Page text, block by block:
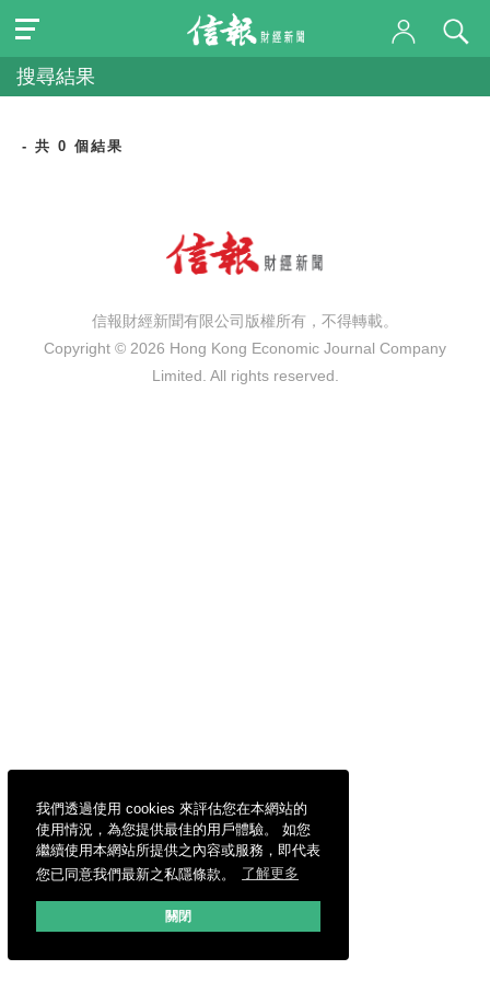
我們透過使用 cookies 來評估您在本網站的
使用情況，為您提供最佳的用戶體驗。 如您
繼續使用本網站所提供之內容或服務，即代表
您已同意我們最新之私隱條款。
了解更多
關閉
搜尋結果
- 共 0 個結果
信報財經新聞有限公司版權所有，不得轉載。
Copyright © 2026 Hong Kong Economic Journal Company
Limited. All rights reserved.